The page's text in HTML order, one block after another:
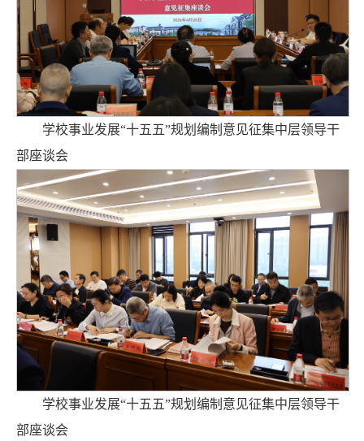
学校事业发展“十五五”规划编制意见征集中层领导干
部座谈会
学校事业发展“十五五”规划编制意见征集中层领导干
部座谈会